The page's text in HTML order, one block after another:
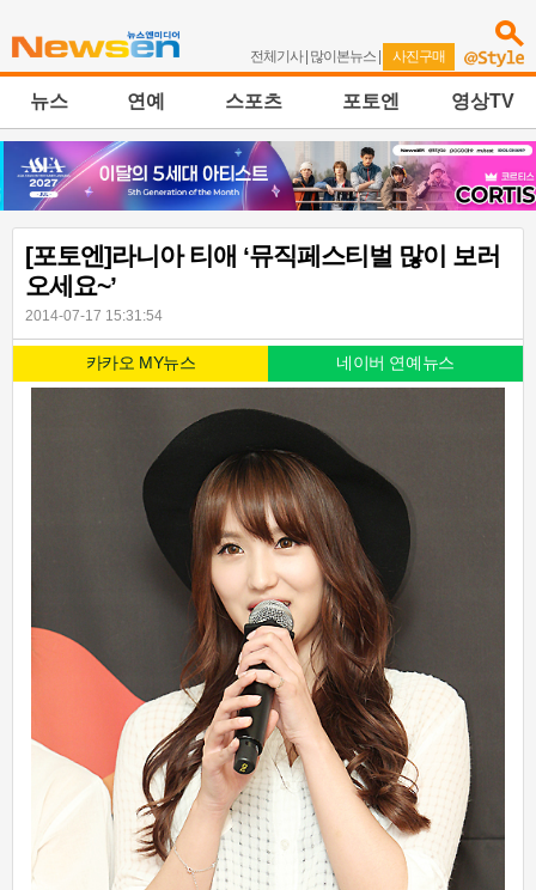
전체기사| 많이본뉴스 | 사진구매
뉴스 연예 스포츠 포토엔 영상TV
[포토엔]라니아 티애 ‘뮤직페스티벌 많이 보러
오세요~’
2014-07-17 15:31:54
카카오 MY뉴스 네이버 연예뉴스